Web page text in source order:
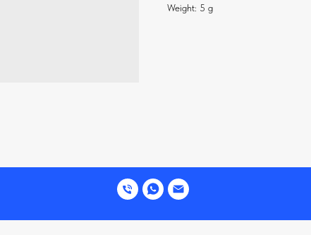
Weight: 5 g